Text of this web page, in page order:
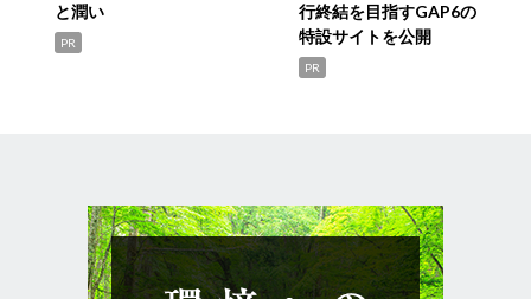
と潤い
PR
行終結を目指すGAP6の
特設サイトを公開
PR